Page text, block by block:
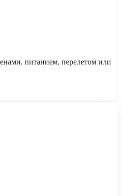
питанием, перелетом или